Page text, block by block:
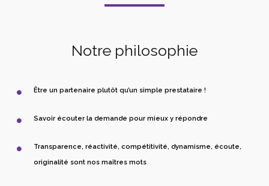
Notre philosophie
Être un partenaire plutôt qu’un simple prestataire !
Savoir écouter la demande pour mieux y répondre
Transparence, réactivité, compétitivité, dynamisme, écoute,
originalité sont nos maîtres mots